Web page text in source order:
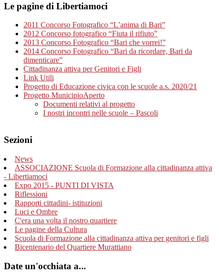
Le pagine di Libertiamoci
2011 Concorso Fotografico “L’anima di Bari”
2012 Concorso fotografico “Fiuta il rifiuto”
2013 Concorso Fotografico “Bari che vorrei!”
2014 Concorso Fotografico “Bari da ricordare, Bari da
dimenticare”
Cittadinanza attiva per Genitori e Figli
Link Utili
Progetto di Educazione civica con le scuole a.s. 2020/21
Progetto MunicipioAperto
Documenti relativi al progetto
I nostri incontri nelle scuole – Pascoli
Sezioni
News
ASSOCIAZIONE Scuola di Formazione alla cittadinanza attiva
- Libertiamoci
Expo 2015 - PUNTI DI VISTA
Riflessioni
Rapporti cittadini- istituzioni
Luci e Ombre
C'era una volta il nostro quartiere
Le pagine della Cultura
Scuola di Formazione alla cittadinanza attiva per genitori e figli
Bicentenario del Quartiere Murattiano
Date un'occhiata a...